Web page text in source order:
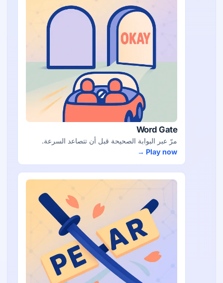
Word Gate
مرّ عبر البوابة الصحيحة قبل أن تتصاعد السرعة.
Play now →